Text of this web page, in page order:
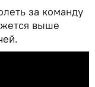
за команду
выше